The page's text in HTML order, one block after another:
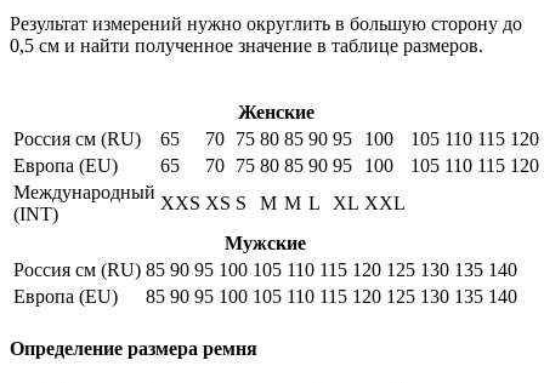
Результат измерений нужно округлить в большую сторону до
0,5 см и найти полученное значение в таблице размеров.
Женские
Россия см (RU)
65 70 75 80 85 90 95 100 105 110 115 120
Европа (EU)
65 70 75 80 85 90 95 100 105 110 115 120
Международный
(INT)
XXS XS S M M L XL XXL
Мужские
Россия см (RU) 85 90 95 100 105 110 115 120 125 130 135 140
Европа (EU)
85 90 95 100 105 110 115 120 125 130 135 140
Определение размера ремня